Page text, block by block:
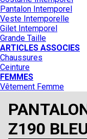
Pantalon Intemporel
Veste Intemporelle
Gilet Intemporel
Grande Taille
ARTICLES ASSOCIES
Chaussures
Ceinture
FEMMES
Vêtement Femme
Z190